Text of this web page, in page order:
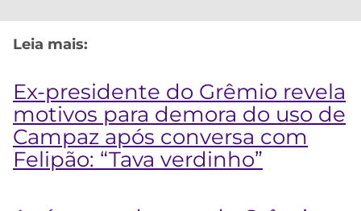
Leia mais:
Ex-presidente do Grêmio revela
motivos para demora do uso de
Campaz após conversa com
Felipão: “Tava verdinho”